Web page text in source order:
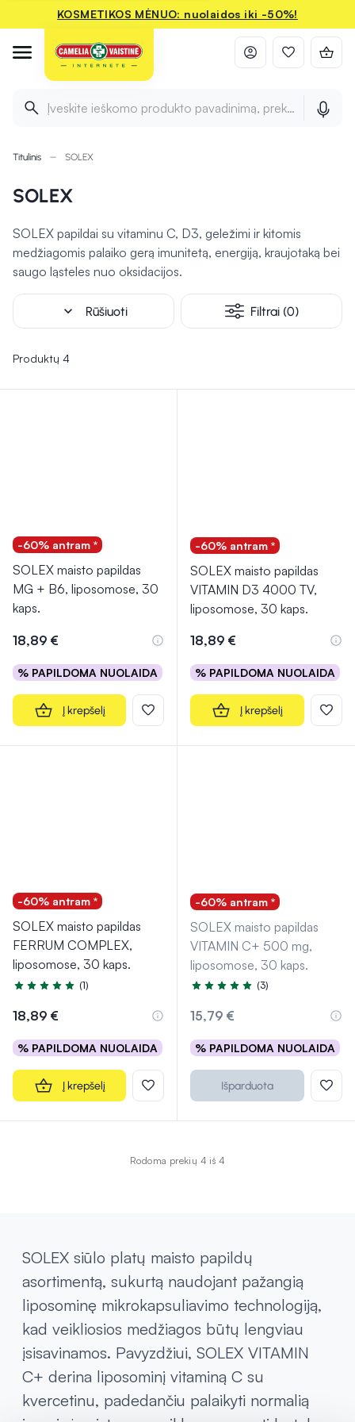
KOSMETIKOS MĖNUO: nuolaidos iki -50%!
Įveskite ieškomo produkto pavadinimą, prekės ženklą ir
Titulinis SOLEX
SOLEX
SOLEX papildai su vitaminu C, D3, geležimi ir kitomis
medžiagomis palaiko gerą imunitetą, energiją, kraujotaką bei
saugo ląsteles nuo oksidacijos.
expand_more Rūšiuoti Filtrai (0)
Produktų 4
-60% antram *
SOLEX maisto papildas
MG + B6, liposomose, 30
kaps.
18,89 €
% PAPILDOMA NUOLAIDA
Į krepšelį
-60% antram *
SOLEX maisto papildas
VITAMIN D3 4000 TV,
liposomose, 30 kaps.
18,89 €
% PAPILDOMA NUOLAIDA
Į krepšelį
-60% antram *
SOLEX maisto papildas
FERRUM COMPLEX,
liposomose, 30 kaps.
Įvertinimas 5.0 iš 5
(1)
18,89 €
% PAPILDOMA NUOLAIDA
Į krepšelį
-60% antram *
SOLEX maisto papildas
VITAMIN C+ 500 mg,
liposomose, 30 kaps.
Įvertinimas 5.0 iš 5
(3)
15,79 €
% PAPILDOMA NUOLAIDA
Išparduota
Rodoma prekių 4 iš 4
SOLEX siūlo platų maisto papildų
asortimentą, sukurtą naudojant pažangią
liposominę mikrokapsuliavimo technologiją,
kad veikliosios medžiagos būtų lengviau
įsisavinamos. Pavyzdžiui, SOLEX VITAMIN
C+ derina liposominį vitaminą C su
kvercetinu, padedančiu palaikyti normalią